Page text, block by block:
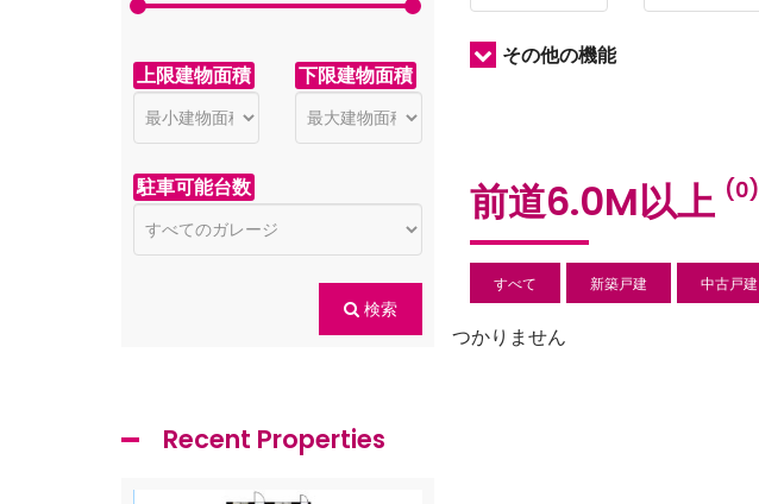
その他の機能
前道6.0M以上 (0)
すべて 新築戸建 中古戸建
つかりません
上限建物面積 下限建物面積
駐車可能台数
検索
Recent Properties